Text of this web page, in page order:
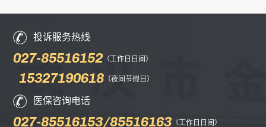
投诉服务热线
027-85516152（工作日日间）
15327190618 （夜间节假日）
医保咨询电话
027-85516153/85516163 （工作日日间）